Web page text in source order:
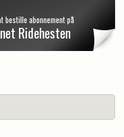
bestille abonnement på
Ridehesten